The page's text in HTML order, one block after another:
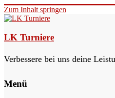
Zum Inhalt springen
LK Turniere
Verbessere bei uns deine
Menü